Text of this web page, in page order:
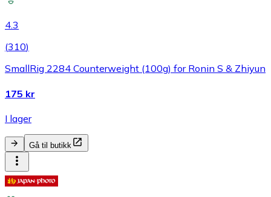
4.3
(310)
SmallRig 2284 Counterweight (100g) for Ronin S & Zhiyun
175 kr
I lager
Gå til butikk